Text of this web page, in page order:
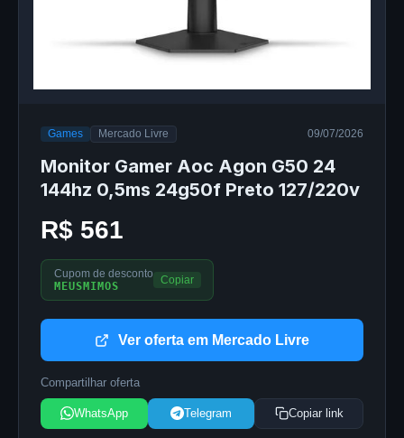
Games Mercado Livre 09/07/2026
Monitor Gamer Aoc Agon G50 24
144hz 0,5ms 24g50f Preto 127/220v
R$ 561
Cupom de desconto
MEUSMIMOS
Copiar
Ver oferta em Mercado Livre
Compartilhar oferta
WhatsApp Telegram Copiar link